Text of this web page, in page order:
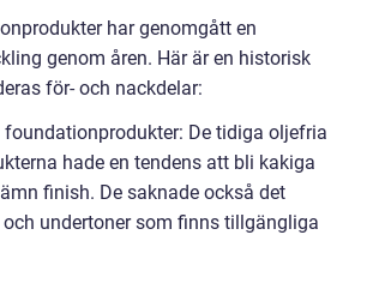
har genomgått en
genom åren. Här är en historisk
för- och nackdelar:
De tidiga oljefria
hade en tendens att bli kakiga
finish. De saknade också det
undertoner som finns tillgängliga